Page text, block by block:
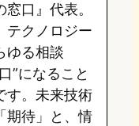
a
窓口』代表。
テクノロジー
ゆる相談
”になること
す。未来技術
期待」と、情